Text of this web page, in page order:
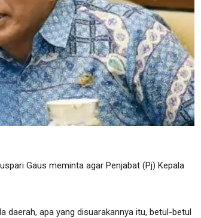
Gaus meminta agar Penjabat (Pj) Kepala
daerah, apa yang disuarakannya itu, betul-betul